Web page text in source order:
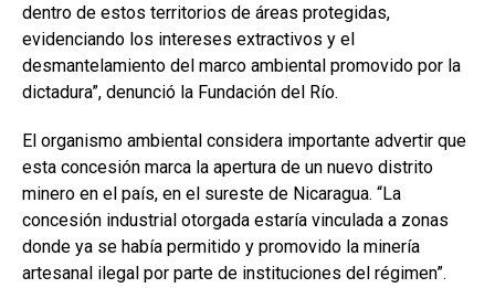
dentro de estos territorios de áreas protegidas,
evidenciando los intereses extractivos y el
desmantelamiento del marco ambiental promovido por la
dictadura”, denunció la Fundación del Río.
El organismo ambiental considera importante advertir que
esta concesión marca la apertura de un nuevo distrito
minero en el país, en el sureste de Nicaragua. “La
concesión industrial otorgada estaría vinculada a zonas
donde ya se había permitido y promovido la minería
artesanal ilegal por parte de instituciones del régimen”.